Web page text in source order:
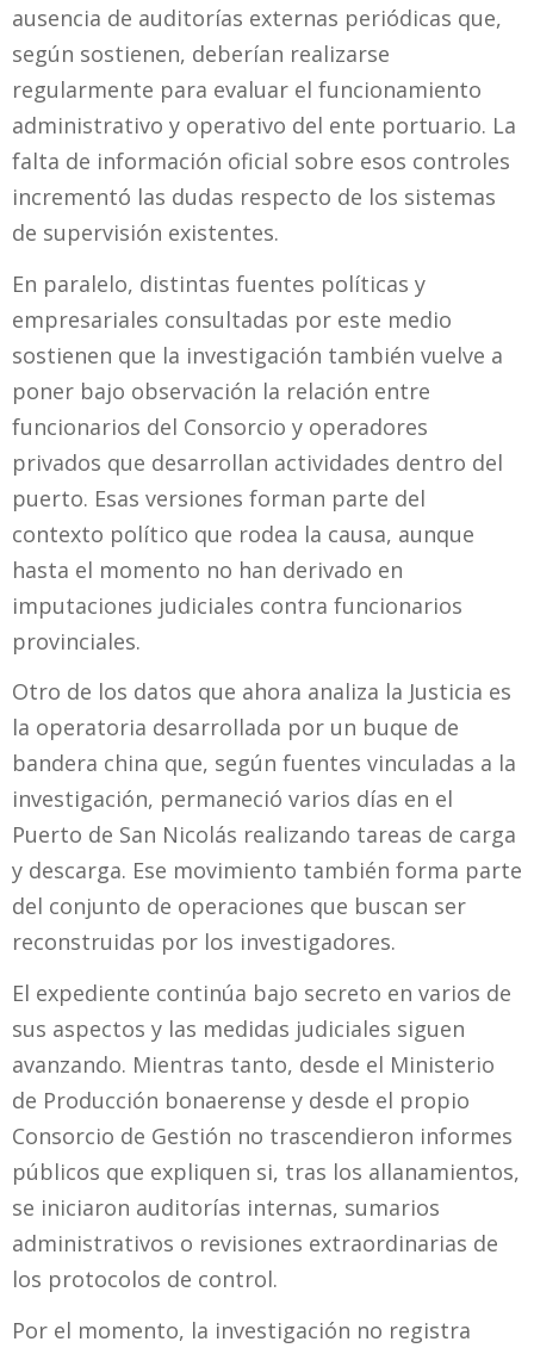
ausencia de auditorías externas periódicas que,
según sostienen, deberían realizarse
regularmente para evaluar el funcionamiento
administrativo y operativo del ente portuario. La
falta de información oficial sobre esos controles
incrementó las dudas respecto de los sistemas
de supervisión existentes.
En paralelo, distintas fuentes políticas y
empresariales consultadas por este medio
sostienen que la investigación también vuelve a
poner bajo observación la relación entre
funcionarios del Consorcio y operadores
privados que desarrollan actividades dentro del
puerto. Esas versiones forman parte del
contexto político que rodea la causa, aunque
hasta el momento no han derivado en
imputaciones judiciales contra funcionarios
provinciales.
Otro de los datos que ahora analiza la Justicia es
la operatoria desarrollada por un buque de
bandera china que, según fuentes vinculadas a la
investigación, permaneció varios días en el
Puerto de San Nicolás realizando tareas de carga
y descarga. Ese movimiento también forma parte
del conjunto de operaciones que buscan ser
reconstruidas por los investigadores.
El expediente continúa bajo secreto en varios de
sus aspectos y las medidas judiciales siguen
avanzando. Mientras tanto, desde el Ministerio
de Producción bonaerense y desde el propio
Consorcio de Gestión no trascendieron informes
públicos que expliquen si, tras los allanamientos,
se iniciaron auditorías internas, sumarios
administrativos o revisiones extraordinarias de
los protocolos de control.
Por el momento, la investigación no registra